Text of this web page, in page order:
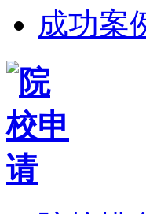
成功案